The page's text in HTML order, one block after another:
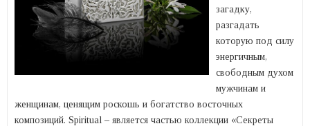
загадку,
разгадать
которую под силу
энергичным,
свободным духом
мужчинам и
женщинам, ценящим роскошь и богатство восточных
композиций. Spiritual – является частью коллекции «Секреты